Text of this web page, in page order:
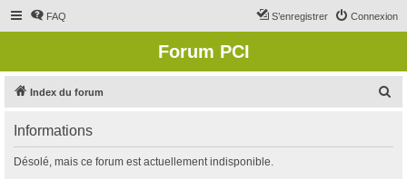
FAQ Connexion
S’enregistrer
Forum PCI
Index du forum
Informations
Désolé, mais ce forum est actuellement indisponible.